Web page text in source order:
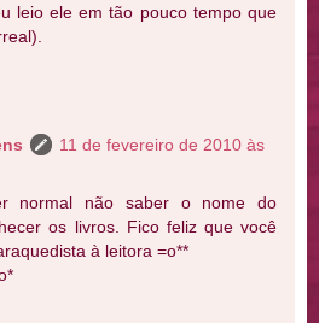
leio ele em tão pouco tempo que
11 de fevereiro de 2010 às
normal não saber o nome do
os livros. Fico feliz que você
à leitora =o**